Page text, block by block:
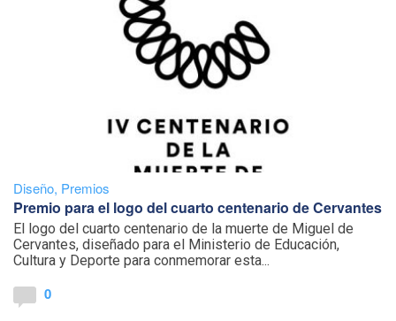
Diseño, Premios
Premio para el logo del cuarto centenario de Cervantes
El logo del cuarto centenario de la muerte de Miguel de
Cervantes, diseñado para el Ministerio de Educación,
Cultura y Deporte para conmemorar esta...
0